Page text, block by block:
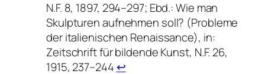
N.F. 8, 1897, 294–297; Ebd.: Wie man
Skulpturen aufnehmen soll? (Probleme
der italienischen Renaissance), in:
Zeitschrift für bildende Kunst, N.F. 26,
1915, 237–244 ↩︎